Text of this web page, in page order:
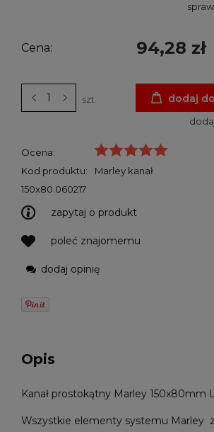
Cena: 94,28 zł
szt. dodaj
Ocena:
Kod produktu:
Marley kanał
150x80 060217
zapytaj o produkt
poleć znajomemu
dodaj opinię
Opis
Kanał prostokątny Marley 150x80mm
Wszystkie elementy systemu Marley